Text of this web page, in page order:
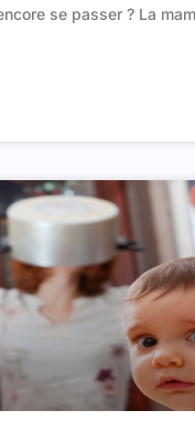
se passer ? La